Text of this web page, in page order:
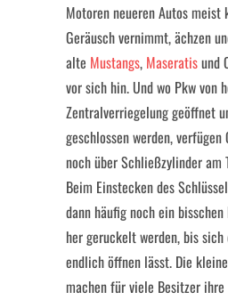
Motoren neueren Autos meist
Geräusch vernimmt, ächzen
alte Mustangs, Maseratisund
vor sich hin. Und wo Pkw von
Zentralverriegelung geöffnet
geschlossen werden,
noch über Schließzylinder am
Beim Einstecken des
dann häufig noch ein
her geruckelt werden, bis sich
endlich öffnen lässt. Die
machen für viele Besitzer ihre